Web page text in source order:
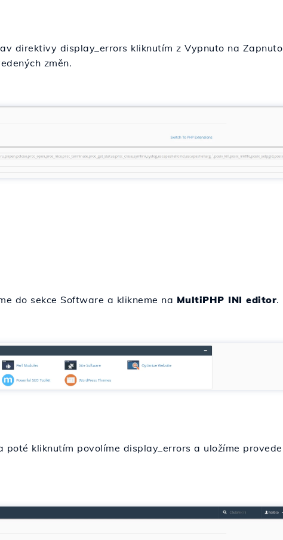
direktivy display_errors kliknutím z Vypnuto na
změn.
do sekce Software a klikneme na MultiPHP INI editor.
kliknutím povolíme display_errors a uložíme